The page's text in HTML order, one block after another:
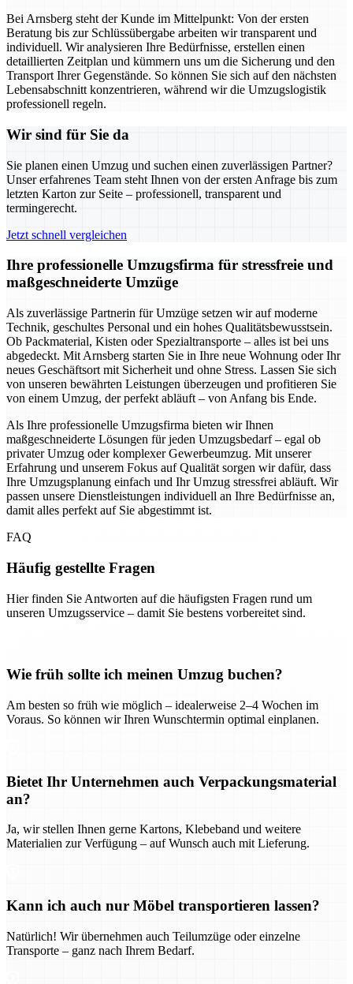
Bei Arnsberg steht der Kunde im Mittelpunkt: Von der ersten
Beratung bis zur Schlüssübergabe arbeiten wir transparent und
individuell. Wir analysieren Ihre Bedürfnisse, erstellen einen
detaillierten Zeitplan und kümmern uns um die Sicherung und den
Transport Ihrer Gegenstände. So können Sie sich auf den nächsten
Lebensabschnitt konzentrieren, während wir die Umzugslogistik
professionell regeln.
Wir sind für Sie da
Sie planen einen Umzug und suchen einen zuverlässigen Partner?
Unser erfahrenes Team steht Ihnen von der ersten Anfrage bis zum
letzten Karton zur Seite – professionell, transparent und
termingerecht.
Jetzt schnell vergleichen
Ihre professionelle Umzugsfirma für stressfreie und
maßgeschneiderte Umzüge
Als zuverlässige Partnerin für Umzüge setzen wir auf moderne
Technik, geschultes Personal und ein hohes Qualitätsbewusstsein.
Ob Packmaterial, Kisten oder Spezialtransporte – alles ist bei uns
abgedeckt. Mit Arnsberg starten Sie in Ihre neue Wohnung oder Ihr
neues Geschäftsort mit Sicherheit und ohne Stress. Lassen Sie sich
von unseren bewährten Leistungen überzeugen und profitieren Sie
von einem Umzug, der perfekt abläuft – von Anfang bis Ende.
Als Ihre professionelle Umzugsfirma bieten wir Ihnen
maßgeschneiderte Lösungen für jeden Umzugsbedarf – egal ob
privater Umzug oder komplexer Gewerbeumzug. Mit unserer
Erfahrung und unserem Fokus auf Qualität sorgen wir dafür, dass
Ihre Umzugsplanung einfach und Ihr Umzug stressfrei abläuft. Wir
passen unsere Dienstleistungen individuell an Ihre Bedürfnisse an,
damit alles perfekt auf Sie abgestimmt ist.
FAQ
Häufig gestellte Fragen
Hier finden Sie Antworten auf die häufigsten Fragen rund um
unseren Umzugsservice – damit Sie bestens vorbereitet sind.
Wie früh sollte ich meinen Umzug buchen?
Am besten so früh wie möglich – idealerweise 2–4 Wochen im
Voraus. So können wir Ihren Wunschtermin optimal einplanen.
Bietet Ihr Unternehmen auch Verpackungsmaterial
an?
Ja, wir stellen Ihnen gerne Kartons, Klebeband und weitere
Materialien zur Verfügung – auf Wunsch auch mit Lieferung.
Kann ich auch nur Möbel transportieren lassen?
Natürlich! Wir übernehmen auch Teilumzüge oder einzelne
Transporte – ganz nach Ihrem Bedarf.